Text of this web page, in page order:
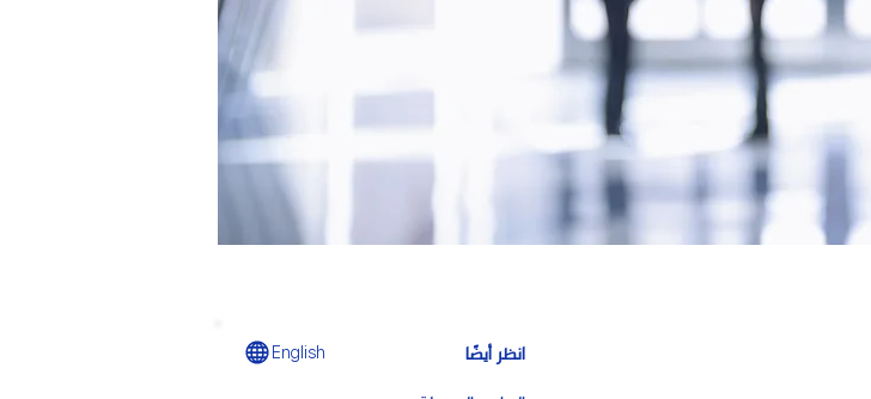
English
انظر أيضًا